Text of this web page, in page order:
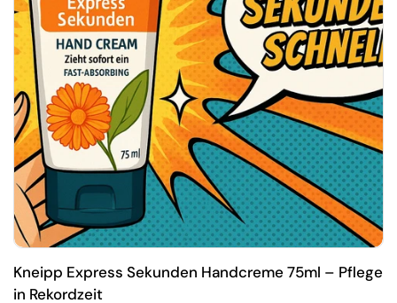
Kneipp Express Sekunden Handcreme 75ml – Pflege
in Rekordzeit